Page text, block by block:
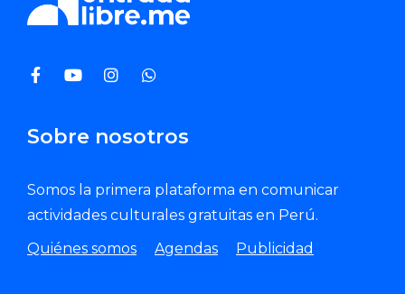
Sobre nosotros
Somos la primera plataforma en comunicar
actividades culturales gratuitas en Perú.
Quiénes somos
Agendas Publicidad